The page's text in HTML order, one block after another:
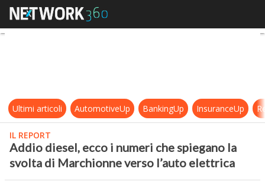
Addio diesel, ecco i numeri che
Ultimi articoli AutomotiveUp BankingUp InsuranceUp
IL REPORT
Addio diesel, ecco i numeri che spiegano la
svolta di Marchionne verso l’auto elettrica